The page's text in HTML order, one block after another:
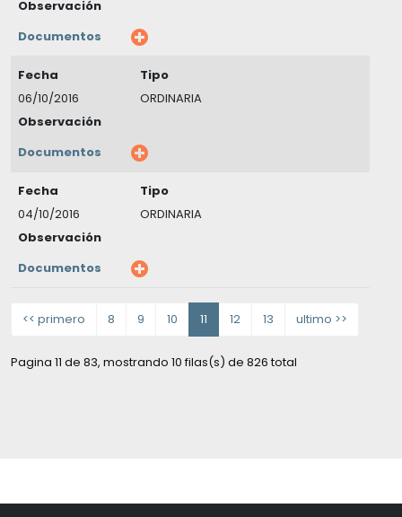
Observación
Documentos
Fecha
06/10/2016
Tipo
ORDINARIA
Observación
Documentos
Fecha
04/10/2016
Tipo
ORDINARIA
Observación
Documentos
<< primero 8 9 10 11 12 13 ultimo >>
Pagina 11 de 83, mostrando 10 filas(s) de 826 total